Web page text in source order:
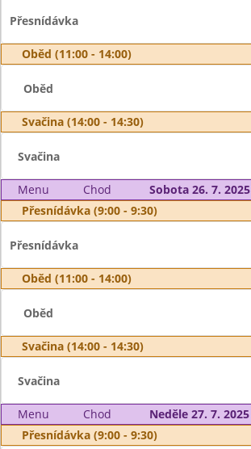
Přesnídávka
Oběd (11:00 - 14:00)
Oběd
Svačina (14:00 - 14:30)
Svačina
Menu Chod
Sobota 26. 7. 2025
Přesnídávka (9:00 - 9:30)
Přesnídávka
Oběd (11:00 - 14:00)
Oběd
Svačina (14:00 - 14:30)
Svačina
Menu Chod
Neděle 27. 7. 2025
Přesnídávka (9:00 - 9:30)